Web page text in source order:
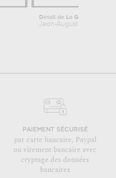
Jean-Auguste-
PAIEMENT SÉCURISÉ
par carte bancaire, Paypal
ou virement bancaire avec
cryptage des données
bancaires